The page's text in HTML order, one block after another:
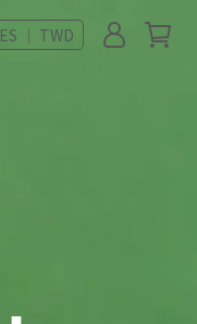
ES ｜ TWD